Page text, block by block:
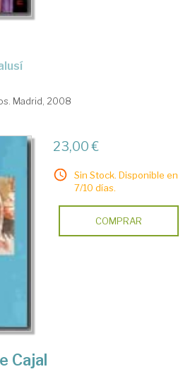
Madrid, 2008
23,00 €
Sin Stock. Disponible en
7/10 días.
COMPRAR
Cajal